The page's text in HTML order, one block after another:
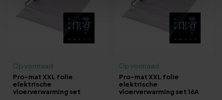
Op voorraad
Pro-mat XXL folie
elektrische
vloerverwarming set
Op voorraad
Pro-mat XXL folie
elektrische
vloerverwarming set 16A